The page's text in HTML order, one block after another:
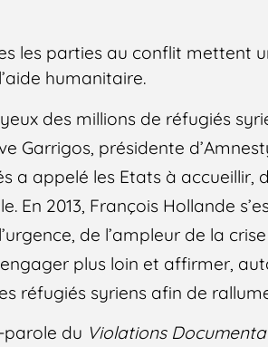
les parties au conflit mettent
humanitaire.
des millions de réfugiés
Garrigos, présidente
a appelé les Etats à accueillir,
En 2013, François Hollande
de l’ampleur de la
plus loin et affirmer,
réfugiés syriens afin de
parole du Violations